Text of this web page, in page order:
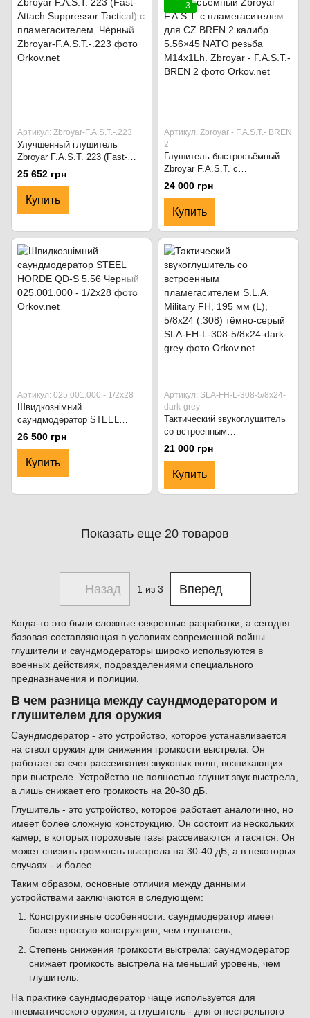
Артикул: Zbroyar-F.A.S.T.-.223
Улучшенный глушитель
Zbroyar F.A.S.T. 223 (Fast-
Attach Suppressor Tactical) с
пламегасителем. Чёрный
25 652 грн
Купить
3
Артикул: Zbroyar - F.A.S.T.- BREN
2
Глушитель быстросъёмный
Zbroyar F.A.S.T. с
пламегасителем для CZ
BREN 2 калибр 5.56×45 NATO
резьба M14x1Lh.
24 000 грн
Купить
Артикул: 025.001.000 - 1/2х28
Швидкознімний
саундмодератор STEEL
HORDE QD-S 5.56 Черный
26 500 грн
Купить
Артикул: SLA-FH-L-308-5/8x24-
dark-grey
Тактический звукоглушитель
со встроенным
пламегасителем S.L.A.
Military FH, 195 мм (L), 5/8x24
(.308) тёмно-серый
21 000 грн
Купить
Показать еще 20 товаров
Назад 1 из 3 Вперед
Когда-то это были сложные секретные разработки, а сегодня
базовая составляющая в условиях современной войны –
глушители и саундмодераторы широко используются в
военных действиях, подразделениями специального
предназначения и полиции.
В чем разница между саундмодератором и
глушителем для оружия
Саундмодератор - это устройство, которое устанавливается
на ствол оружия для снижения громкости выстрела. Он
работает за счет рассеивания звуковых волн, возникающих
при выстреле. Устройство не полностью глушит звук выстрела,
а лишь снижает его громкость на 20-30 дБ.
Глушитель - это устройство, которое работает аналогично, но
имеет более сложную конструкцию. Он состоит из нескольких
камер, в которых пороховые газы рассеиваются и гасятся. Он
может снизить громкость выстрела на 30-40 дБ, а в некоторых
случаях - и более.
Таким образом, основные отличия между данными
устройствами заключаются в следующем:
Конструктивные особенности: саундмодератор имеет
более простую конструкцию, чем глушитель;
Степень снижения громкости выстрела: саундмодератор
снижает громкость выстрела на меньший уровень, чем
глушитель.
На практике саундмодератор чаще используется для
пневматического оружия, а глушитель - для огнестрельного